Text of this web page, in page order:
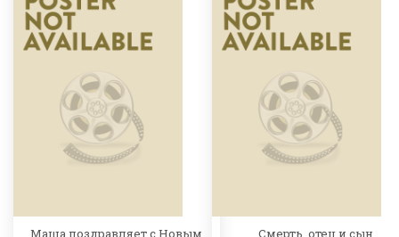
Маша поздравляет с Новым Смерть, отец и сын